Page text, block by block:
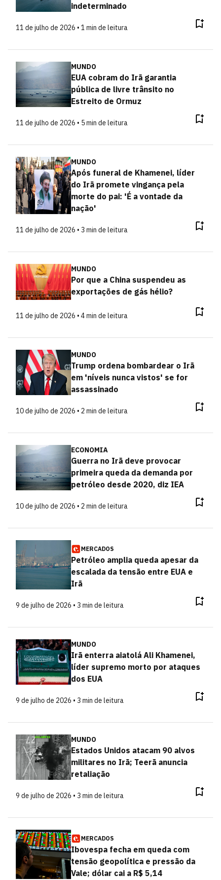
indeterminado
11 de julho de 2026 • 1 min de leitura
MUNDO
EUA cobram do Irã garantia
pública de livre trânsito no
Estreito de Ormuz
11 de julho de 2026 • 5 min de leitura
MUNDO
Após funeral de Khamenei, líder
do Irã promete vingança pela
morte do pai: 'É a vontade da
nação'
11 de julho de 2026 • 3 min de leitura
MUNDO
Por que a China suspendeu as
exportações de gás hélio?
11 de julho de 2026 • 4 min de leitura
MUNDO
Trump ordena bombardear o Irã
em 'níveis nunca vistos' se for
assassinado
10 de julho de 2026 • 2 min de leitura
ECONOMIA
Guerra no Irã deve provocar
primeira queda da demanda por
petróleo desde 2020, diz IEA
10 de julho de 2026 • 2 min de leitura
MERCADOS
Petróleo amplia queda apesar da
escalada da tensão entre EUA e
Irã
9 de julho de 2026 • 3 min de leitura
MUNDO
Irã enterra aiatolá Ali Khamenei,
líder supremo morto por ataques
dos EUA
9 de julho de 2026 • 3 min de leitura
MUNDO
Estados Unidos atacam 90 alvos
militares no Irã; Teerã anuncia
retaliação
9 de julho de 2026 • 3 min de leitura
MERCADOS
Ibovespa fecha em queda com
tensão geopolítica e pressão da
Vale; dólar cai a R$ 5,14